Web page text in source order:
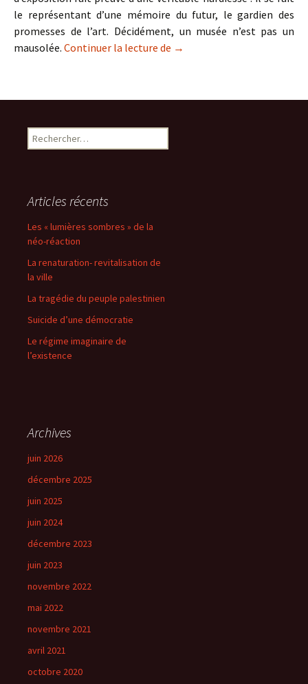
le représentant d’une mémoire du futur, le gardien des
promesses de l’art. Décidément, un musée n’est pas un
mausolée. Continuer la lecture de Catalogue d’exposition
→
Rechercher :
Articles récents
Les « lumières sombres » de la
néo-réaction
La renaturation- revitalisation de
la ville
La tragédie du peuple palestinien
Suicide d’une démocratie
Le régime imaginaire de
l’existence
Archives
juin 2026
décembre 2025
juin 2025
juin 2024
décembre 2023
juin 2023
novembre 2022
mai 2022
novembre 2021
avril 2021
octobre 2020